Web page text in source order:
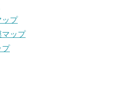
ップ
マップ
プ